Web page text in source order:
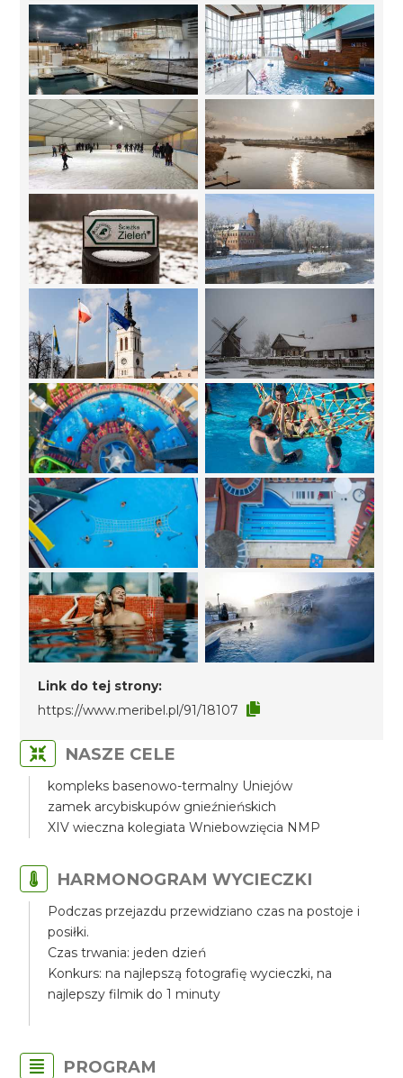
Link do tej strony:
https://www.meribel.pl/91/18107
NASZE CELE
kompleks basenowo-termalny Uniejów
zamek arcybiskupów gnieźnieńskich
XIV wieczna kolegiata Wniebowzięcia NMP
HARMONOGRAM WYCIECZKI
Podczas przejazdu przewidziano czas na postoje i
posiłki.
Czas trwania: jeden dzień
Konkurs: na najlepszą fotografię wycieczki, na
najlepszy filmik do 1 minuty
PROGRAM